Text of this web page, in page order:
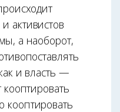
активистов
а наоборот,
и власть —
кооптировать